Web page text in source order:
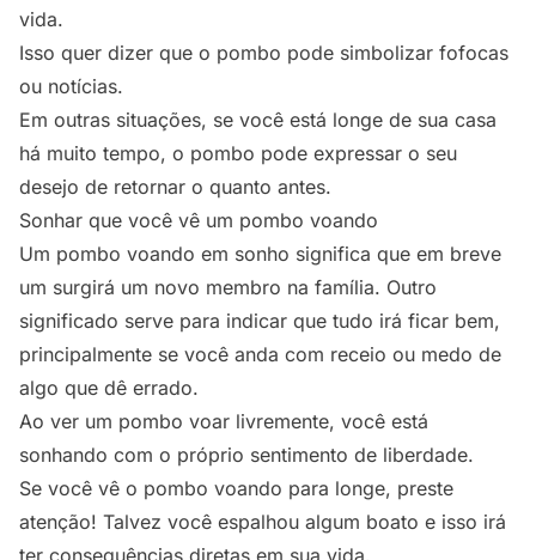
vida.
Isso quer dizer que o pombo pode simbolizar fofocas
ou notícias.
Em outras situações, se você está longe de sua casa
há muito tempo, o pombo pode expressar o seu
desejo de retornar o quanto antes.
Sonhar que você vê um pombo voando
Um pombo voando em sonho significa que em breve
um surgirá um novo membro na família. Outro
significado serve para indicar que tudo irá ficar bem,
principalmente se você anda com receio ou medo de
algo que dê errado.
Ao ver um pombo voar livremente, você está
sonhando com o próprio sentimento de liberdade.
Se você vê o pombo voando para longe, preste
atenção! Talvez você espalhou algum boato e isso irá